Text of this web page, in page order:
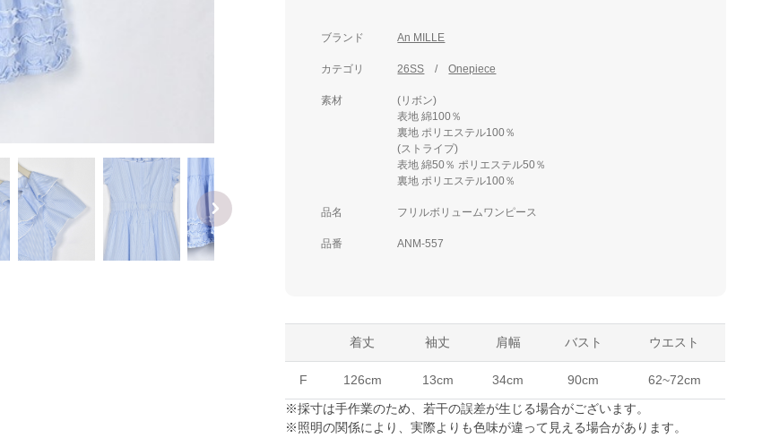
ブランド An MILLE
カテゴリ 26SS Onepiece
素材
(リボン)
表地 綿100％
裏地 ポリエステル100％
(ストライプ)
表地 綿50％ ポリエステル50％
裏地 ポリエステル100％
品名 フリルボリュームワンピース
品番 ANM-557
着丈 袖丈 肩幅 バスト ウエスト
F 126cm 13cm 34cm 90cm
62~72cm
※採寸は手作業のため、若干の誤差が生じる場合がございます。
※照明の関係により、実際よりも色味が違って見える場合があります。